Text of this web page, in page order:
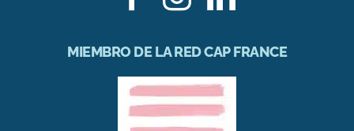
MIEMBRO DE LA RED CAP FRANCE